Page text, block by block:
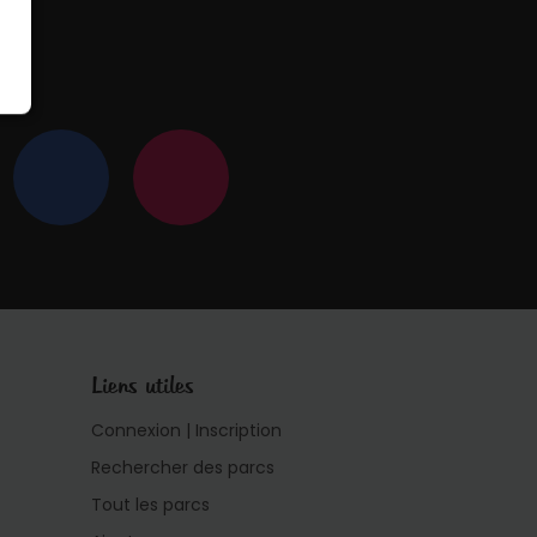
Liens utiles
Connexion | Inscription
Rechercher des parcs
Tout les parcs